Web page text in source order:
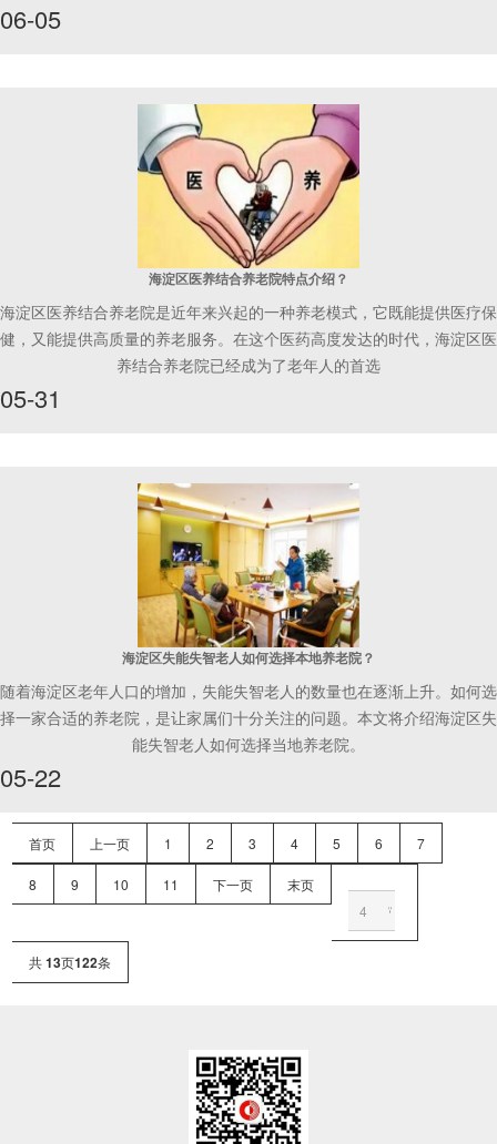
06-05
海淀区医养结合养老院特点介绍？
海淀区医养结合养老院是近年来兴起的一种养老模式，它既能提供医疗保
健，又能提供高质量的养老服务。在这个医药高度发达的时代，海淀区医
养结合养老院已经成为了老年人的首选
05-31
海淀区失能失智老人如何选择本地养老院？
随着海淀区老年人口的增加，失能失智老人的数量也在逐渐上升。如何选
择一家合适的养老院，是让家属们十分关注的问题。本文将介绍海淀区失
能失智老人如何选择当地养老院。
05-22
首页 上一页 1 2 3 4 5 6 7
8 9 10 11 下一页 末页
共13页122条